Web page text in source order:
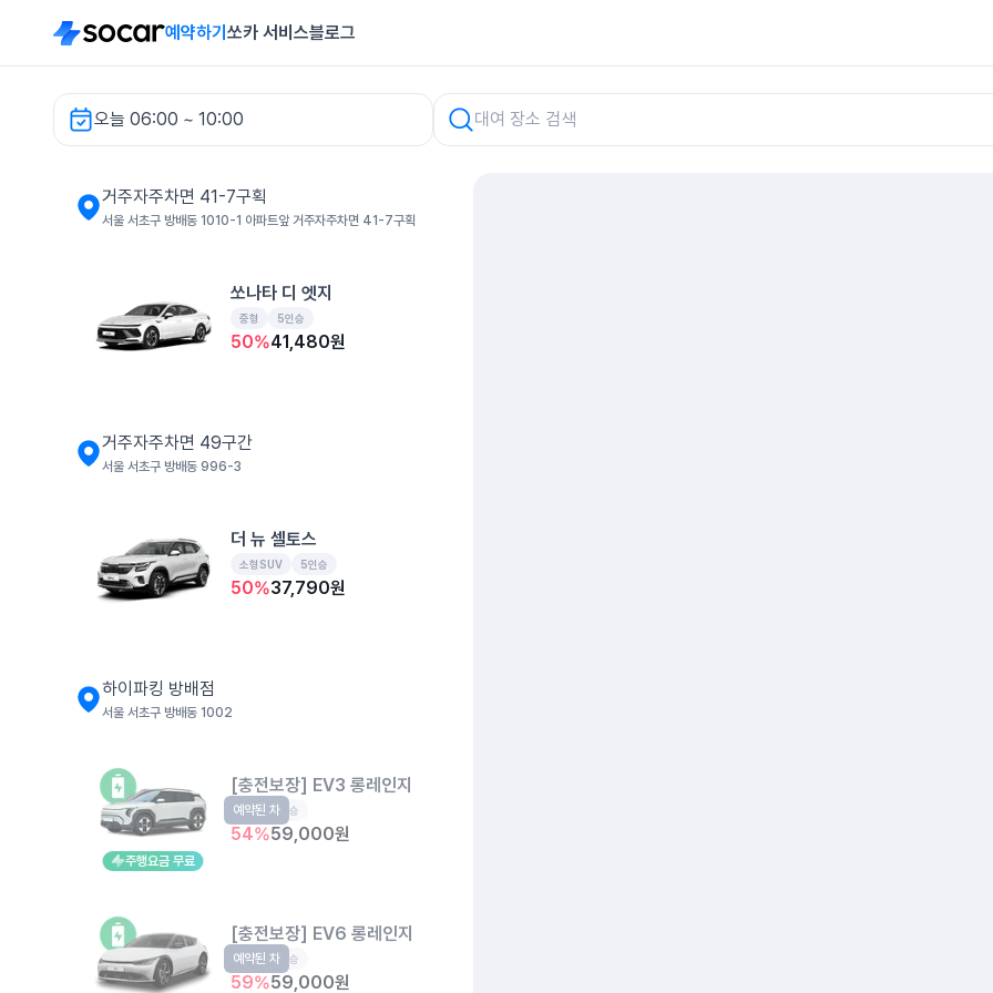
예약하기 쏘카 서비스블로그
오늘 06:00 ~ 10:00
거주자주차면 41-7구획 렌터카
거주자주차면 41-7구획
서울 서초구 방배동 1010-1 아파트앞 거주자주차면 41-7구획
쏘나타 디 엣지
중형 5인승
50%41,480원
거주자주차면 49구간
서울 서초구 방배동 996-3
더 뉴 셀토스
소형SUV 5인승
50%37,790원
하이파킹 방배점
서울 서초구 방배동 1002
주행요금 무료
[충전보장] EV3 롱레인지
EV 5인승
54%59,000원
예약된 차
[충전보장] EV6 롱레인지
EV 5인승
59%59,000원
예약된 차